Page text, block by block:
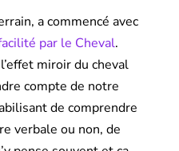
a commencé avec
par le Cheval.
miroir du cheval
compte de notre
de comprendre
verbale ou non, de